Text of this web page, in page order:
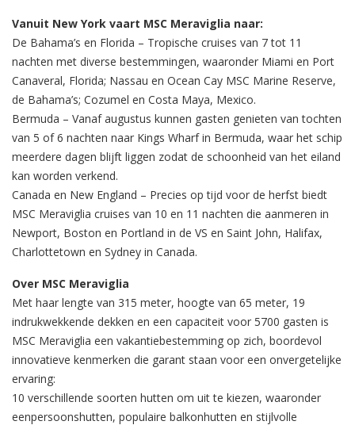
Vanuit New York vaart MSC Meraviglia naar:
De Bahama’s en Florida – Tropische cruises van 7 tot 11
nachten met diverse bestemmingen, waaronder Miami en Port
Canaveral, Florida; Nassau en Ocean Cay MSC Marine Reserve,
de Bahama’s; Cozumel en Costa Maya, Mexico.
Bermuda – Vanaf augustus kunnen gasten genieten van tochten
van 5 of 6 nachten naar Kings Wharf in Bermuda, waar het schip
meerdere dagen blijft liggen zodat de schoonheid van het eiland
kan worden verkend.
Canada en New England – Precies op tijd voor de herfst biedt
MSC Meraviglia cruises van 10 en 11 nachten die aanmeren in
Newport, Boston en Portland in de VS en Saint John, Halifax,
Charlottetown en Sydney in Canada.
Over MSC Meraviglia
Met haar lengte van 315 meter, hoogte van 65 meter, 19
indrukwekkende dekken en een capaciteit voor 5700 gasten is
MSC Meraviglia een vakantiebestemming op zich, boordevol
innovatieve kenmerken die garant staan voor een onvergetelijke
ervaring:
10 verschillende soorten hutten om uit te kiezen, waaronder
eenpersoonshutten, populaire balkonhutten en stijlvolle